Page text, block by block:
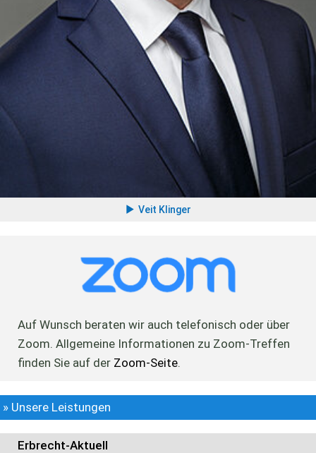
Veit Klinger
Auf Wunsch beraten wir auch telefonisch oder über
Zoom. Allgemeine Informationen zu Zoom-Treffen
finden Sie auf der Zoom-Seite.
» Unsere Leistungen
Erbrecht-Aktuell